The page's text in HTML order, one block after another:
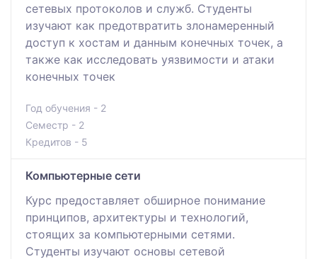
сетевых протоколов и служб. Студенты
изучают как предотвратить злонамеренный
доступ к хостам и данным конечных точек, а
также как исследовать уязвимости и атаки
конечных точек
Год обучения - 2
Семестр - 2
Кредитов - 5
Компьютерные сети
Курс предоставляет обширное понимание
принципов, архитектуры и технологий,
стоящих за компьютерными сетями.
Студенты изучают основы сетевой